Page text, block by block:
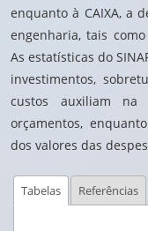
enquanto à CAIXA, a
engenharia, tais
As estatísticas do
investimentos,
custos auxiliam na
orçamentos,
dos valores das
Tabelas Referências